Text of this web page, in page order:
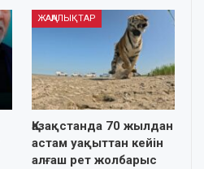
ЖАҢАЛЫҚТАР
Қазақстанда 70 жылдан
астам уақыттан кейін
алғаш рет жолбарыс